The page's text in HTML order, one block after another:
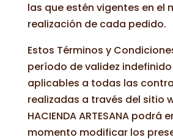
las que estén vigentes en el
realización de cada pedido.
Estos Términos y
período de validez
aplicables a todas las
realizadas a través del sitio
HACIENDA ARTESANA podrá
momento modificar los